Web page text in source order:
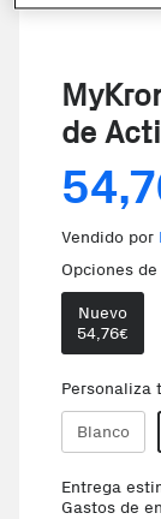
de
Vendido por
Opciones
Nuevo
54,76€
Personaliza
Blanco
Entrega
Gastos de